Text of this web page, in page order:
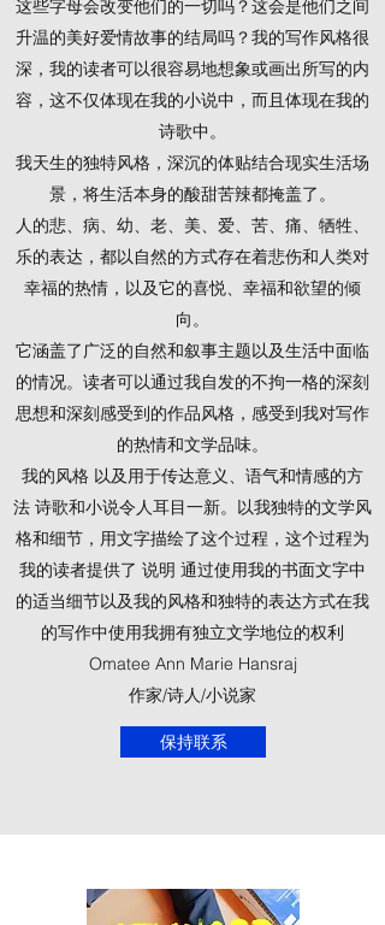
这些字母会改变他们的一切吗？这会是他们之间
升温的美好爱情故事的结局吗？我的写作风格很
深，我的读者可以很容易地想象或画出所写的内
容，这不仅体现在我的小说中，而且体现在我的
诗歌中。
我天生的独特风格，深沉的体贴结合现实生活场
景，将生活本身的酸甜苦辣都掩盖了。
人的悲、病、幼、老、美、爱、苦、痛、牺牲、
乐的表达，都以自然的方式存在着悲伤和人类对
幸福的热情，以及它的喜悦、幸福和欲望的倾
向。
它涵盖了广泛的自然和叙事主题以及生活中面临
的情况。读者可以通过我自发的不拘一格的深刻
思想和深刻感受到的作品风格，感受到我对写作
的热情和文学品味。
我的风格 以及用于传达意义、语气和情感的方
法 诗歌和小说令人耳目一新。以我独特的文学风
格和细节，用文字描绘了这个过程，这个过程为
我的读者提供了 说明 通过使用我的书面文字中
的适当细节以及我的风格和独特的表达方式在我
的写作中使用我拥有独立文学地位的权利
Omatee Ann Marie Hansraj
作家/诗人/小说家
保持联系